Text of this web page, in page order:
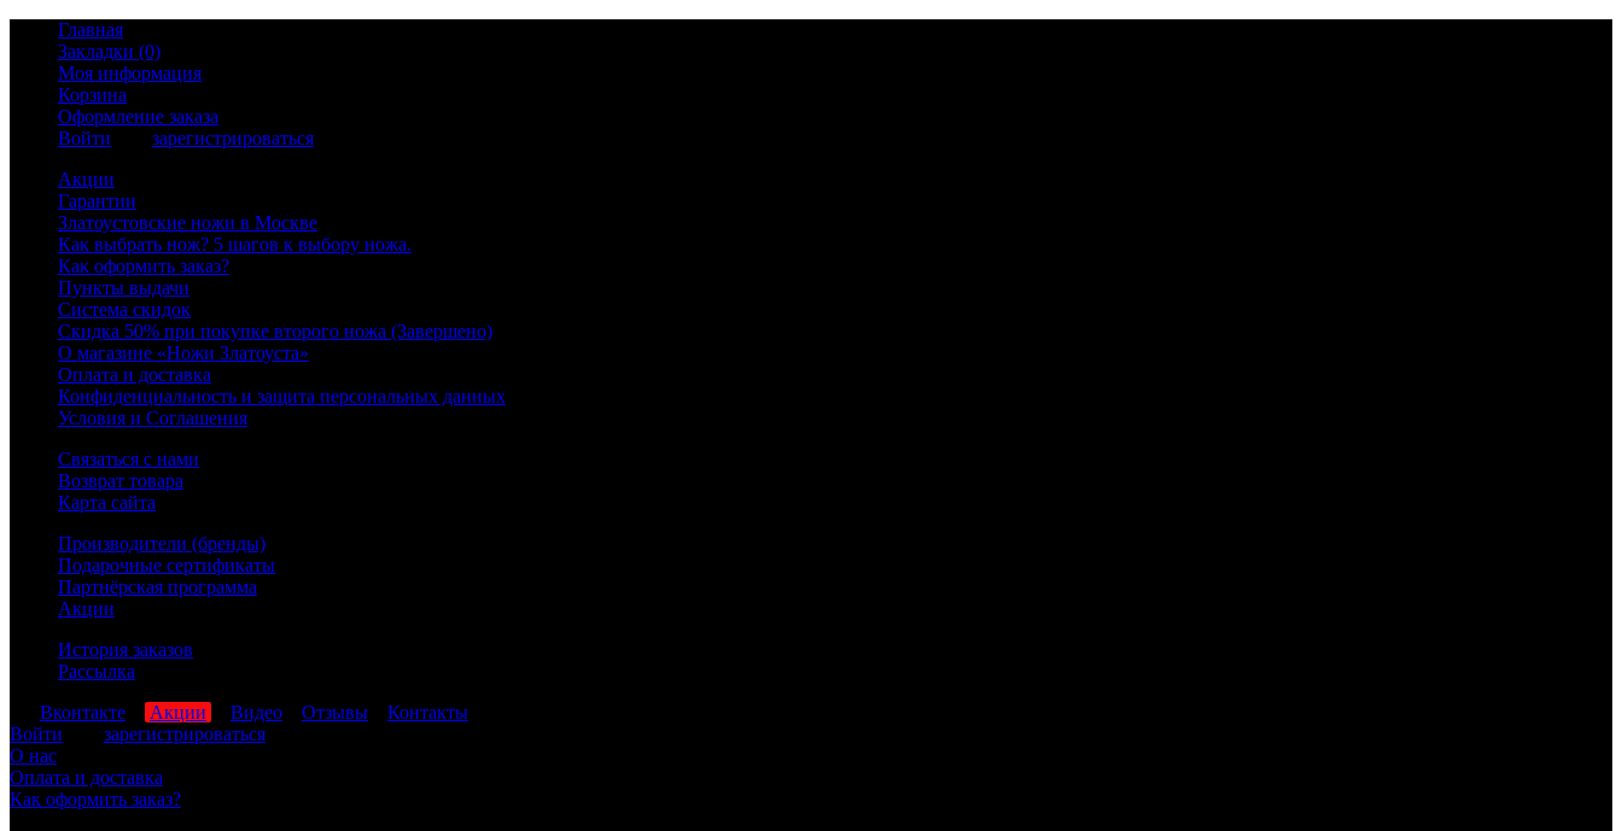
Главная
Закладки (0)
Моя информация
Корзина
Оформление заказа
Войти
зарегистрироваться
Акции
Гарантии
Златоустовские ножи в Москве
Как выбрать нож? 5 шагов к выбору ножа.
Как оформить заказ?
Пункты выдачи
Система скидок
Скидка 50% при покупке второго ножа (Завершено)
О магазине «Ножи Златоуста»
Оплата и доставка
Конфиденциальность и защита персональных данных
Условия и Соглашения
Связаться с нами
Возврат товара
Карта сайта
Производители (бренды)
Подарочные сертификаты
Партнёрская программа
Акции
История заказов
Рассылка
Вконтакте Акции Видео Отзывы
Контакты
Войти
зарегистрироваться
О нас
Оплата и доставка
Как оформить заказ?